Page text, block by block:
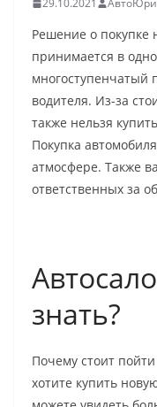
29.10.2021
Решение о
принимается в
многоступенчатый
водителя. Из-за
также нельзя
Покупка
атмосфере. Также
ответственных за
знать?
Почему стоит
хотите купить